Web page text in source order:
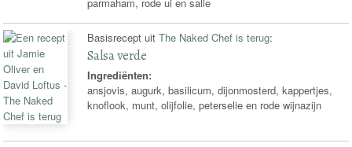
Basisrecept uitThe Naked Chef is terug:
Salsa verde
Ingrediënten:
ansjovis, augurk, basilicum, dijonmosterd, kappertjes,
knoflook, munt, olijfolie, peterselie en rode wijnazijn